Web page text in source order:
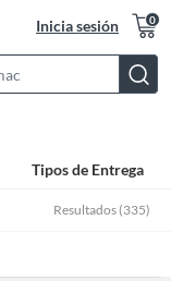
Inicia sesión 0
Bar
Tipos de Entrega
Resultados (335)